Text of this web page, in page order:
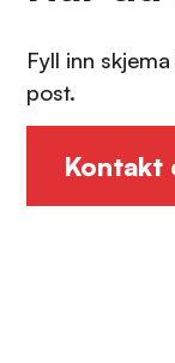
Fyll inn
post.
Kontakt